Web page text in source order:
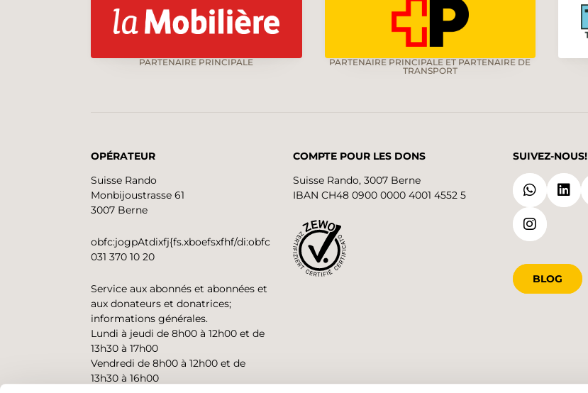
PARTENAIRE PRINCIPALE
PARTENAIRE PRINCIPALE ET PARTENAIRE DE
TRANSPORT
OPÉRATEUR
Suisse Rando
Monbijoustrasse 61
3007 Berne
obfc:jogpAtdixfj{fs.xboefsxfhf/di:obfc
031 370 10 20
Service aux abonnés et abonnées et
aux donateurs et donatrices;
informations générales.
Lundi à jeudi de 8h00 à 12h00 et de
13h30 à 17h00
Vendredi de 8h00 à 12h00 et de
13h30 à 16h00
COMPTE POUR LES DONS
Suisse Rando, 3007 Berne
IBAN CH48 0900 0000 4001 4552 5
SUIVEZ-NOUS!
BLOG